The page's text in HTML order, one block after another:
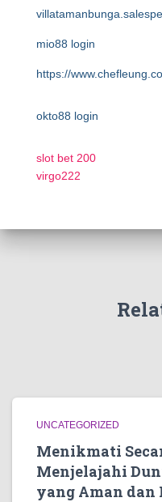
mio88 login
https://
okto88 login
slot bet 200
virgo222
UNCATEGORIZED
Menikmati
Menjelajahi
yang Aman dan